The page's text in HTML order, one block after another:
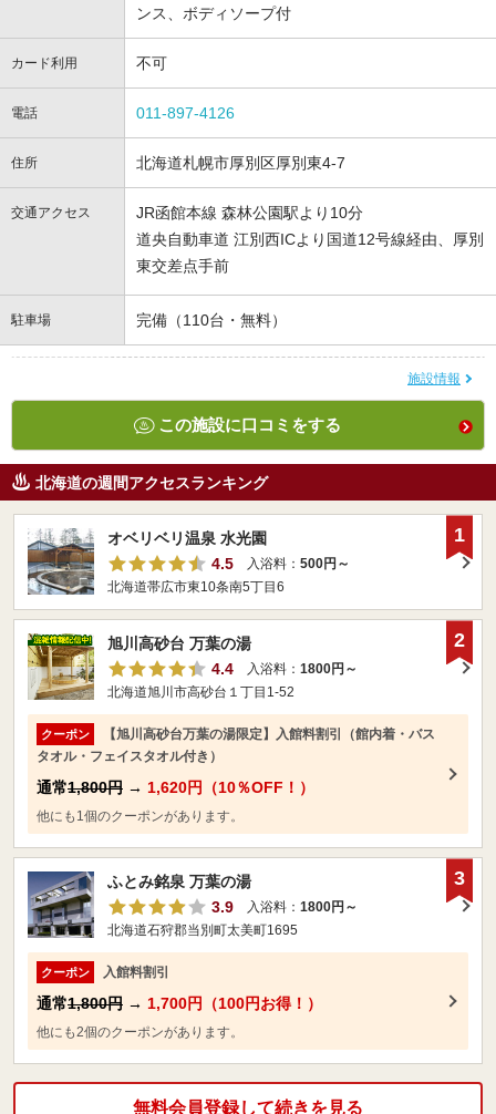
ンス、ボディソープ付
カード利用 不可
電話 011-897-4126
住所 北海道札幌市厚別区厚別東4-7
交通アクセス
JR函館本線 森林公園駅より10分
道央自動車道 江別西ICより国道12号線経由、厚別
東交差点手前
駐車場 完備（110台・無料）
施設情報
この施設に口コミをする
北海道の週間アクセスランキング
オベリベリ温泉 水光園
4.5
入浴料： 500円～
北海道帯広市東10条南5丁目6
1
旭川高砂台 万葉の湯
4.4
入浴料： 1800円～
北海道旭川市高砂台１丁目1-52
クーポン
【旭川高砂台万葉の湯限定】入館料割引（館内着・バス
タオル・フェイスタオル付き）
通常1,800円 → 1,620円（10％OFF！）
他にも1個のクーポンがあります。
2
ふとみ銘泉 万葉の湯
3.9
入浴料： 1800円～
北海道石狩郡当別町太美町1695
クーポン 入館料割引
通常1,800円 → 1,700円（100円お得！）
他にも2個のクーポンがあります。
3
無料会員登録して続きを見る